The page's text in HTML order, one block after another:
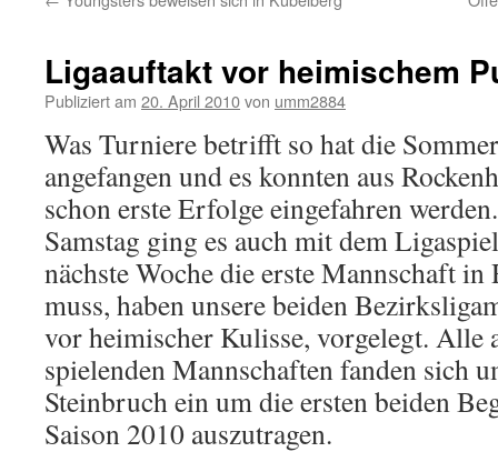
Ligaauftakt vor heimischem
Publiziert am 20. April 2010von umm2884
Was Turniere betrifft so hat die
angefangen und es konnten aus
schon erste Erfolge eingefahren
Samstag ging es auch mit dem
nächste Woche die erste Mannschaft in
muss, haben unsere beiden
vor heimischer Kulisse, vorgelegt. Alle
spielenden Mannschaften fanden sich
Steinbruch ein um die ersten beiden
Saison 2010 auszutragen.